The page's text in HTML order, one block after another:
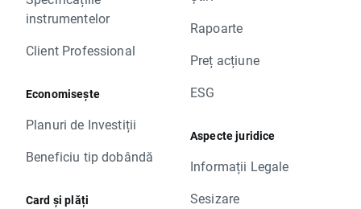
instrumentelor
Client Professional
Economisește
Planuri de Investiții
Beneficiu tip dobândă
Card și plăți
Rapoarte
Preț acțiune
ESG
Aspecte juridice
Informații Legale
Sesizare